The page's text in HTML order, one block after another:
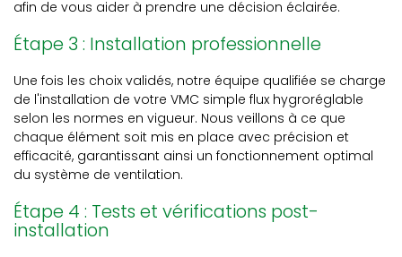
afin de vous aider à prendre une décision éclairée.
Étape 3 : Installation professionnelle
Une fois les choix validés, notre équipe qualifiée se charge
de l'installation de votre VMC simple flux hygroréglable
selon les normes en vigueur. Nous veillons à ce que
chaque élément soit mis en place avec précision et
efficacité, garantissant ainsi un fonctionnement optimal
du système de ventilation.
Étape 4 : Tests et vérifications post-
installation